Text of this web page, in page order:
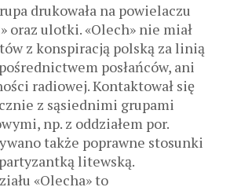
drukowała na powielaczu
oraz ulotki. «Olech» nie miał
z konspiracją polską za linią
posłańców, ani
radiowej. Kontaktował się
z sąsiednimi grupami
np. z oddziałem por.
także poprawne stosunki
litewską.
«Olecha» to